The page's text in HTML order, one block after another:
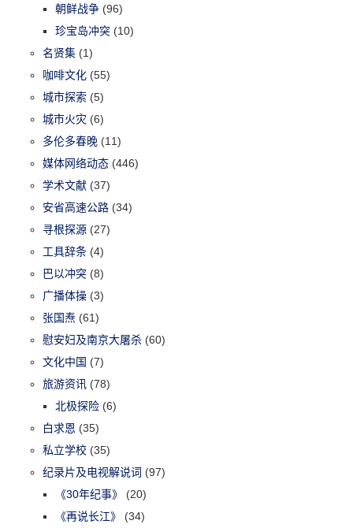
朝鲜战争 (96)
珍宝岛冲突 (10)
名贤集 (1)
咖啡文化 (55)
城市探索 (5)
城市火灾 (6)
多伦多春晚 (11)
媒体网络动态 (446)
学术文献 (37)
安省高速公路 (34)
寻根探源 (27)
工具辞条 (4)
巴以冲突 (8)
广播体操 (3)
张国焘 (61)
慰安妇及南京大屠杀 (60)
文化中国 (7)
旅游资讯 (78)
北极探险 (6)
白求恩 (35)
私立学校 (35)
纪录片及电视解说词 (97)
《30年纪事》
(20)
《再说长江》
(34)